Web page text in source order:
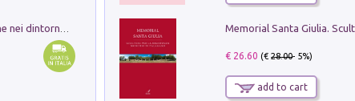
€ 26.60 (€28.00- 5%)
add to cart